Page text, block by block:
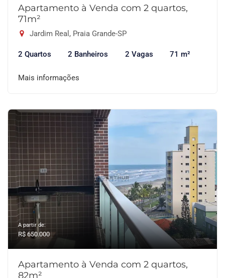
Apartamento à Venda com 2 quartos,
71m²
Jardim Real, Praia Grande-SP
2 Quartos 2 Banheiros 2 Vagas 71 m²
Mais informações
A partir de:
R$ 650.000
Apartamento à Venda com 2 quartos,
82m²